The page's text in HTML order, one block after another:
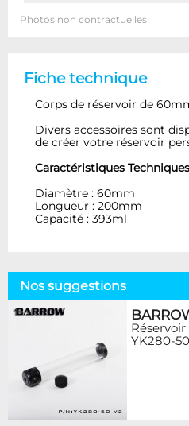
Photos non contractuelles
Fiche technique
Corps de réservoir de
Divers accessoires sont
de créer votre réservoir
Caractéristiques
Diamètre : 60mm
Longueur : 200mm
Capacité : 393ml
Nos suggestions
YK280-